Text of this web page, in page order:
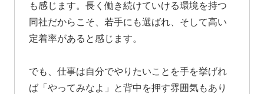
も感じます。長く働き続けていける環境を持つ
同社だからこそ、若手にも選ばれ、そして高い
定着率があると感じます。
でも、仕事は自分でやりたいことを手を挙げれ
ば「やってみなよ」と背中を押す雰囲気もあり